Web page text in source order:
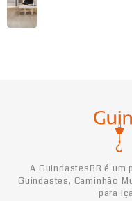
A GuindastesBR é
Guindastes, Caminhão
para